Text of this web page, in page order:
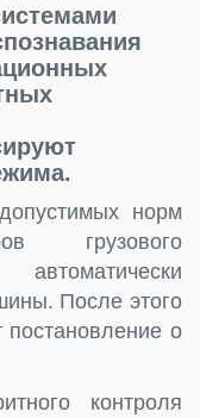
норм
грузового
После этого
постановление о
контроля